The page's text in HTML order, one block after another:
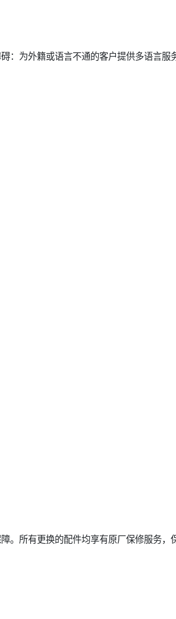
：为外籍或语言不通的客户提供多语言服
。所有更换的配件均享有原厂保修服务，